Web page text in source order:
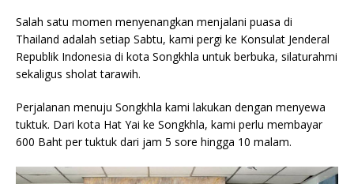
Salah satu momen menyenangkan menjalani puasa di
Thailand adalah setiap Sabtu, kami pergi ke Konsulat Jenderal
Republik Indonesia di kota Songkhla untuk berbuka, silaturahmi
sekaligus sholat tarawih.
Perjalanan menuju Songkhla kami lakukan dengan menyewa
tuktuk. Dari kota Hat Yai ke Songkhla, kami perlu membayar
600 Baht per tuktuk dari jam 5 sore hingga 10 malam.